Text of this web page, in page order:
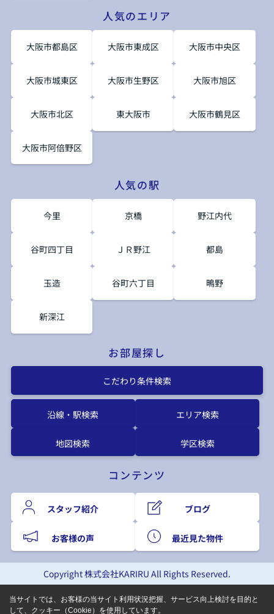
人気のエリア
大阪市都島区 大阪市東成区 大阪市中央区
大阪市城東区 大阪市生野区 大阪市旭区
大阪市北区 東大阪市 大阪市鶴見区
大阪市阿倍野区
人気の駅
今里 京橋 野江内代
谷町四丁目 ＪＲ野江 都島
玉造 谷町六丁目 鴫野
新深江
お部屋探し
こだわり条件検索
沿線・駅検索 エリア検索
地図検索 学区検索
コンテンツ
スタッフ紹介 ブログ
お客様の声 最近見た物件
Copyright 株式会社KARIRU All Rights Reserved.
当サイトでは、お客様の当サイト利用状況把握、サービス向上検討を目的と
して、クッキー（Cookie）を使用しています。